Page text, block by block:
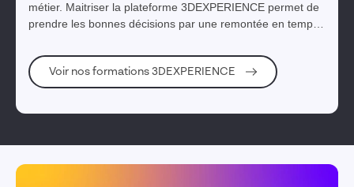
métier. Maitriser la plateforme 3DEXPERIENCE permet de
prendre les bonnes décisions par une remontée en temps
budgets en intégrant tous les acteurs de la chaîne de
valeur de l’entreprise étendue
Voir nos formations 3DEXPERIENCE